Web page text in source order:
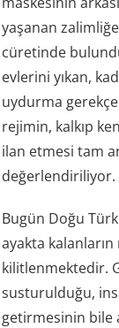
yaşanan
cüretinde
evlerini yıkan,
uydurma
rejimin, kalkıp
ilan etmesi tam
değerlendiriliyor.
Bugün Doğu
ayakta
kilitlenmektedir.
susturulduğu,
getirmesinin bile